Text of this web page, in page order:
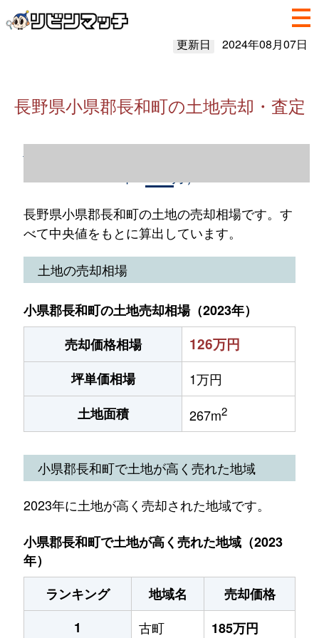
更新日 2024年08月07日
長野県小県郡長和町の土地売却・査定
長野県小県郡長和町の土地売却情報（2023
長野県小県郡長和町の土地の売却相場です。す
べて中央値をもとに算出しています。
土地の売却相場
小県郡長和町の土地売却相場（2023年）
売却価格相場
126万円
坪単価相場
1万円
土地面積
267m2
小県郡長和町で土地が高く売れた地域
2023年に土地が高く売却された地域です。
小県郡長和町で土地が高く売れた地域（2023
年）
ランキング
地域名
売却価格
1
古町
185万円